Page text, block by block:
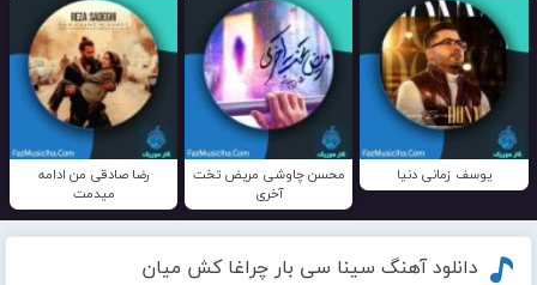
یوسف زمانی دنیا
محسن چاوشی مریض تخت
آخری
رضا صادقی من ادامه
میدمت
دانلود آهنگ سینا سی بار چراغا کش میان